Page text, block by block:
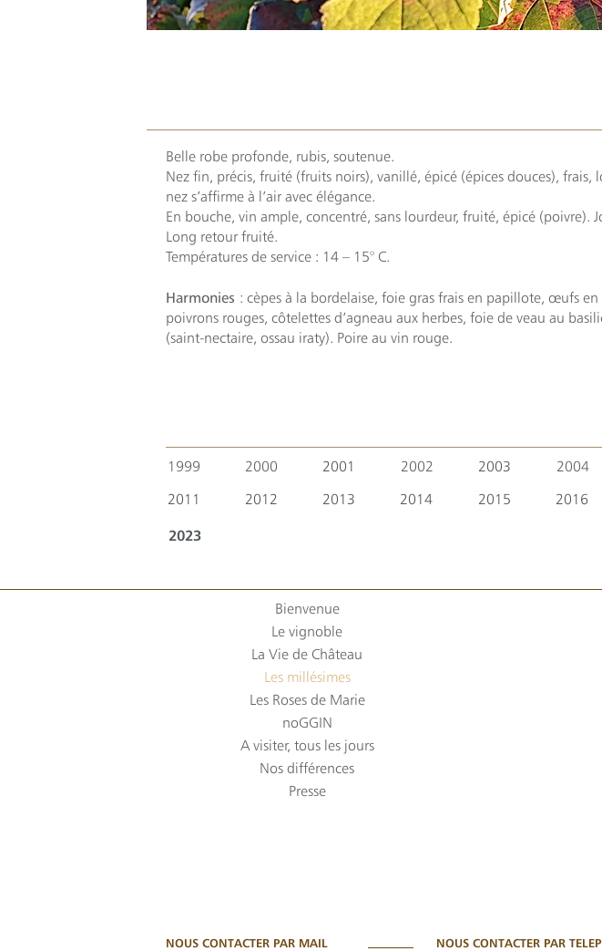
Belle robe profonde, rubis, soutenue.
Nez fin, précis, fruité (fruits noirs), vanillé, épicé (épices douces), frais,
nez s’affirme à l’air avec élégance.
En bouche, vin ample, concentré, sans lourdeur, fruité, épicé (poivre).
Long retour fruité.
Températures de service : 14 – 15° C.
Harmonies : cèpes à la bordelaise, foie gras frais en papillote, œufs
poivrons rouges, côtelettes d’agneau aux herbes, foie de veau au
(saint-nectaire, ossau iraty). Poire au vin rouge.
1999
2011
2012
2000
2013
2001
2014
2002
2003
2015
2004
2016
2023
Bienvenue
Le vignoble
La Vie de Château
Les millésimes
Les Roses de Marie
noGGIN
A visiter, tous les jours
Nos différences
Presse
NOUS CONTACTER PAR MAIL NOUS CONTACTER PAR